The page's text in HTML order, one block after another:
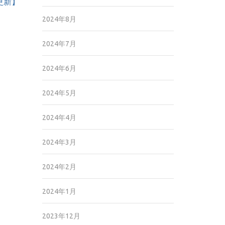
2024年8月
2024年7月
2024年6月
2024年5月
2024年4月
2024年3月
2024年2月
2024年1月
2023年12月